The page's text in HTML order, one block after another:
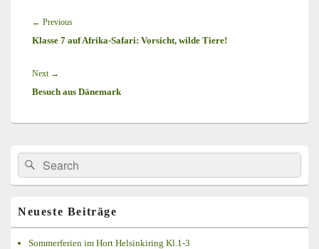
← Previous
post:
Klasse 7 auf Afrika-Safari: Vorsicht, wilde Tiere!
Next →
post:
Besuch aus Dänemark
Primärer
Seitenleisten
Widget-
Search
for:
Suche
Neueste Beiträge
Sommerferien im Hort Helsinkiring Kl.1-3